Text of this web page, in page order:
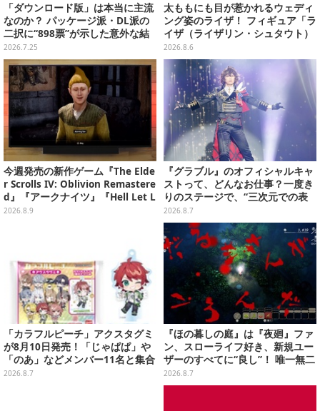
「ダウンロード版」は本当に主流
なのか？ パッケージ派・DL派の
二択に“898票”が示した意外な結
末【アンケ結果】
2026.7.25
太ももにも目が惹かれるウェディ
ング姿のライザ！ フィギュア「ラ
イザ（ライザリン・シュタウト）
ウェディングStyle」が8月7日よ
り予約受付開始
2026.8.6
今週発売の新作ゲーム『The Elde
r Scrolls IV: Oblivion Remastere
d』『アークナイツ』『Hell Let L
oose: Vietnam』他
2026.8.9
『グラブル』のオフィシャルキャ
ストって、どんなお仕事？一度き
りのステージで、“三次元での表
現”に全力を懸けるキャスト陣の
舞台裏【インタビュー】
2026.8.7
「カラフルピーチ」アクスタグミ
が8月10日発売！「じゃぱぱ」や
「のあ」などメンバー11名と集合
デザイン全15種、ボールチェーン
2026.8.7
『ほの暮しの庭』は『夜廻』ファ
ン、スローライフ好き、新規ユー
ザーのすべてに“良し”！ 唯一無二
の「不穏生活シム」恐怖も暮らし
もお好み次第【プレイレポ】
2026.8.7